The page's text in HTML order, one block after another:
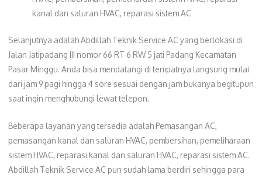
kanal dan saluran HVAC, reparasi sistem AC
Selanjutnya adalah Abdillah Teknik Service AC yang berlokasi di
Jalan Jatipadang III nomor 66 RT 6 RW 5 jati Padang Kecamatan
Pasar Minggu. Anda bisa mendatangi di tempatnya langsung mulai
dari jam 9 pagi hingga 4 sore sesuai dengan jam bukanya begitupun
saat ingin menghubungi lewat telepon.
Beberapa layanan yang tersedia adalah Pemasangan AC,
pemasangan kanal dan saluran HVAC, pembersihan, pemeliharaan
sistem HVAC, reparasi kanal dan saluran HVAC, reparasi sistem AC.
Abdillah Teknik Service AC pun sudah lama berdiri sehingga para